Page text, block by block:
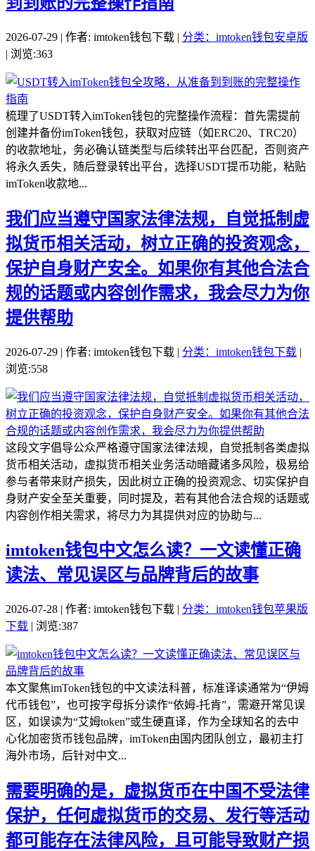
2026-07-29 | 作者: imtoken钱包下载 | 分类：imtoken钱包安卓版
| 浏览:363
梳理了USDT转入imToken钱包的完整操作流程：首先需提前
创建并备份imToken钱包，获取对应链（如ERC20、TRC20）
的收款地址，务必确认链类型与后续转出平台匹配，否则资产
将永久丢失，随后登录转出平台，选择USDT提币功能，粘贴
imToken收款地...
我们应当遵守国家法律法规，自觉抵制虚
拟货币相关活动，树立正确的投资观念，
保护自身财产安全。如果你有其他合法合
规的话题或内容创作需求，我会尽力为你
提供帮助
2026-07-29 | 作者: imtoken钱包下载 | 分类：imtoken钱包下载 |
浏览:558
这段文字倡导公众严格遵守国家法律法规，自觉抵制各类虚拟
货币相关活动，虚拟货币相关业务活动暗藏诸多风险，极易给
参与者带来财产损失，因此树立正确的投资观念、切实保护自
身财产安全至关重要，同时提及，若有其他合法合规的话题或
内容创作相关需求，将尽力为其提供对应的协助与...
imtoken钱包中文怎么读？一文读懂正确
读法、常见误区与品牌背后的故事
2026-07-28 | 作者: imtoken钱包下载 | 分类：imtoken钱包苹果版
下载 | 浏览:387
本文聚焦imToken钱包的中文读法科普，标准译读通常为“伊姆
代币钱包”，也可按字母拆分读作“依姆-托肯”，需避开常见误
区，如误读为“艾姆token”或生硬直译，作为全球知名的去中
心化加密货币钱包品牌，imToken由国内团队创立，最初主打
海外市场，后针对中文...
需要明确的是，虚拟货币在中国不受法律
保护，任何虚拟货币的交易、发行等活动
都可能存在法律风险，且可能导致财产损